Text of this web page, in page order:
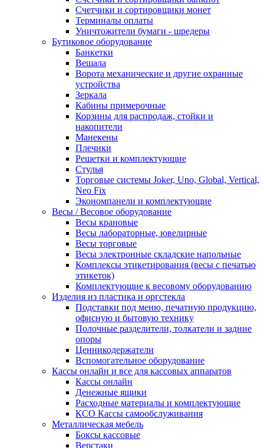
Счетчики и сортировщики монет
Терминалы оплаты
Уничтожители бумаги - шредеры
Бутиковое оборудование
Банкетки
Вешала
Ворота механические и другие охранные
устройства
Зеркала
Кабины примерочные
Корзины для распродаж, стойки и
накопители
Манекены
Плечики
Решетки и комплектующие
Стулья
Торговые системы Joker, Uno, Global, Vertical,
Neo Fix
Экономпанели и комплектующие
Весы / Весовое оборудование
Весы крановые
Весы лабораторные, ювелирные
Весы торговые
Весы электронные складские напольные
Комплексы этикетирования (весы с печатью
этикеток)
Комплектующие к весовому оборудованию
Изделия из пластика и оргстекла
Подставки под меню, печатную продукцию,
офисную и бытовую технику
Полочные разделители, толкатели и задние
опоры
Ценникодержатели
Вспомогательное оборудование
Кассы онлайн и все для кассовых аппаратов
Кассы онлайн
Денежные ящики
Расходные материалы и комплектующие
КСО Кассы самообслуживания
Металлическая мебель
Боксы кассовые
Верстаки